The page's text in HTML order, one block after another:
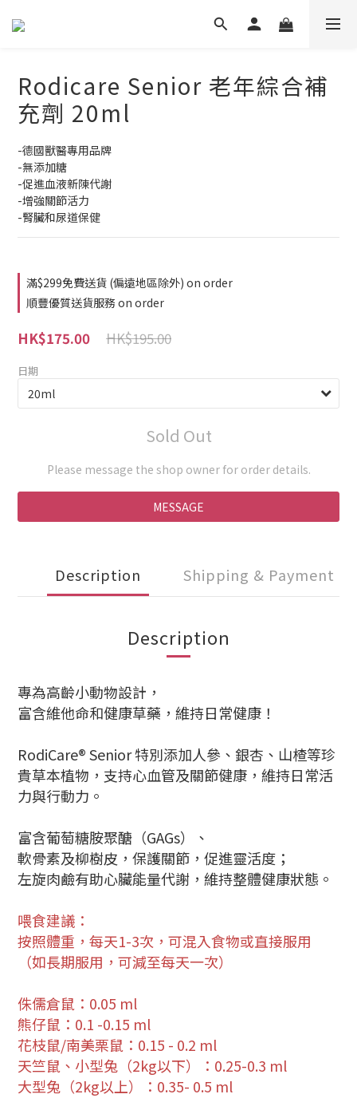
Rodicare Senior 老年綜合補
充劑 20ml
-德國獸醫專用品牌
-無添加糖
-促進血液新陳代謝
-增強關節活力
-腎臟和尿道保健
滿$299免費送貨 (偏遠地區除外) on order
順豐優質送貨服務 on order
HK$195.00
HK$175.00
日期
Sold Out
Please message the shop owner for order details.
MESSAGE
Description Shipping & Payment
Description
專為高齡小動物設計，
富含維他命和健康草藥，維持日常健康！
RodiCare® Senior 特別添加人參、銀杏、山楂等珍
貴草本植物，支持心血管及關節健康，維持日常活
力與行動力。
富含葡萄糖胺聚醣（GAGs）、
軟骨素及柳樹皮，保護關節，促進靈活度；
左旋肉鹼有助心臟能量代謝，維持整體健康狀態。
喂食建議：
按照體重，每天1-3次，可混入食物或直接服用
（如長期服用，可減至每天一次）
侏儒倉鼠：0.05 ml
熊仔鼠：0.1 -0.15 ml
花枝鼠/南美栗鼠：0.15 - 0.2 ml
天竺鼠、小型兔（2kg以下）：0.25-0.3 ml
大型兔（2kg以上）：0.35- 0.5 ml